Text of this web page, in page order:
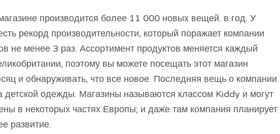
производится более 11 000 новых вещей. в год. У
рекорд производительности, который поражает компании
не менее 3 раз. Ассортимент продуктов меняется каждый
поэтому вы можете посещать этот магазин
и обнаруживать, что все новое. Последняя вещь о компании
одежды. Магазины называются классом Kiddy и могут
в некоторых частях Европы; и даже там компания планирует
развитие.